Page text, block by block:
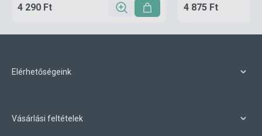
4 290 Ft 4 875 Ft
Elérhetőségeink
Vásárlási feltételek